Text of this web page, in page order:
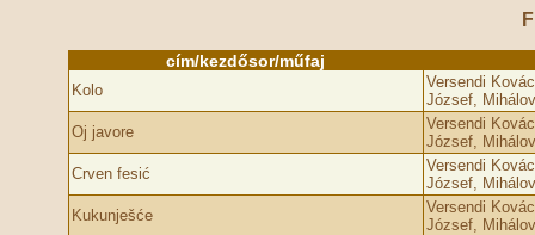
cím/kezdősor/műfaj
Kolo
Versendi
József,
Oj javore
Versendi
József,
Crven fesić
Versendi
József,
Kukunješće
Versendi
József,